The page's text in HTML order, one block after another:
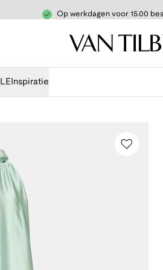
Op werkdagen voor 15.00
Inspiratie